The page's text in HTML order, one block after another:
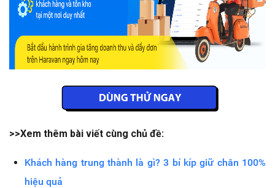
>>Xem thêm bài viết cùng chủ đề:
Khách hàng trung thành là gì? 3 bí kíp giữ chân 100%
hiệu quả